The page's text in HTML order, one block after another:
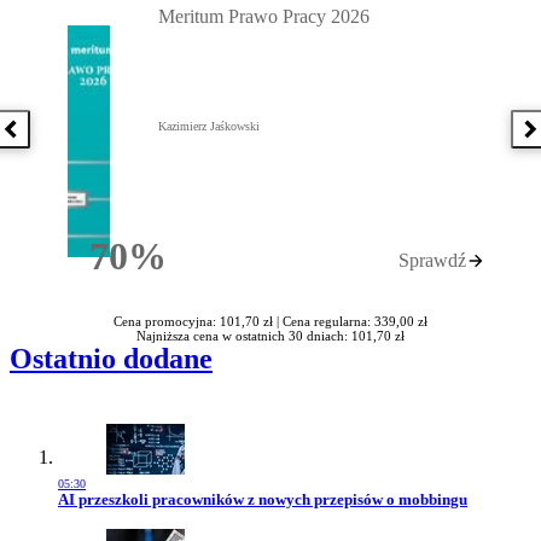
Poprzednia książka
70%Rabatu
Meritum Prawo Pracy 2026
Kazimierz Jaśkowski
Sprawdź
Cena promocyjna: 101,70 zł | Cena regularna: 339,00 zł
Najniższa cena w ostatnich 30 dniach: 101,70 zł
Ostatnio dodane
05:30
Przejdź do artykułu:
AI przeszkoli pracowników z nowych przepisów o mobbingu